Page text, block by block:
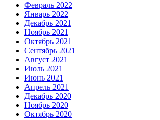
Февраль 2022
Январь 2022
Декабрь 2021
Ноябрь 2021
Октябрь 2021
Сентябрь 2021
Август 2021
Июль 2021
Июнь 2021
Апрель 2021
Декабрь 2020
Ноябрь 2020
Октябрь 2020